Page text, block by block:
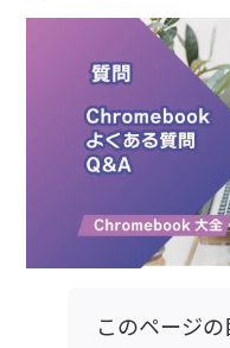
このページの